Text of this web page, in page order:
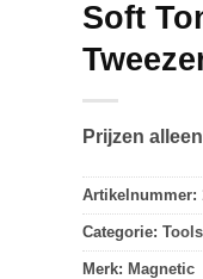
Soft
Prijzen
Artikelnummer:
Categorie: Tools
Merk: Magnetic